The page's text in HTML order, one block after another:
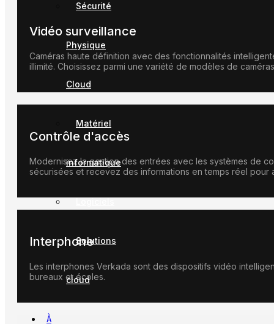
Sécurité
Physique
Cloud
Matériel
informatique
Solutions
cloud
À
Vidéo surveillance
Caméras haute définition avec des fonctionnalités
illimité. Choisissez parmi une variété de modèles de
Contrôle d'accès
Modernisez la gestion des entrées avec les systèmes de
sécurisées et recevez des informations en temps réel pour
Interphone
Les interphones Verkada sont des dispositifs vidéo
bureaux et écoles.